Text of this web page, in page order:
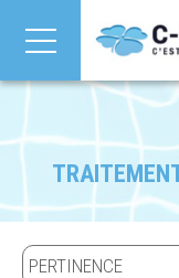
PERTINENCE